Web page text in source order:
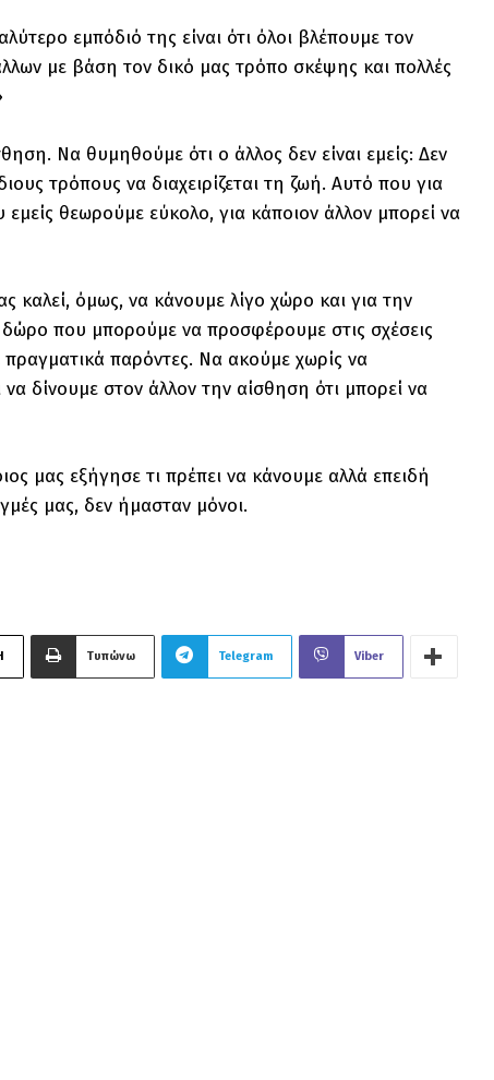
εμπόδιό της είναι ότι όλοι βλέπουμε τον
με βάση τον δικό μας τρόπο σκέψης και πολλές
Να θυμηθούμε ότι ο άλλος δεν είναι εμείς: Δεν
τρόπους να διαχειρίζεται τη ζωή. Αυτό που για
εμείς θεωρούμε εύκολο, για κάποιον άλλον μπορεί να
καλεί, όμως, να κάνουμε λίγο χώρο και για την
δώρο που μπορούμε να προσφέρουμε στις σχέσεις
παρόντες. Να ακούμε χωρίς να
δίνουμε στον άλλον την αίσθηση ότι μπορεί να
μας εξήγησε τι πρέπει να κάνουμε αλλά επειδή
μας, δεν ήμασταν μόνοι.
Τυπώνω Telegram Viber